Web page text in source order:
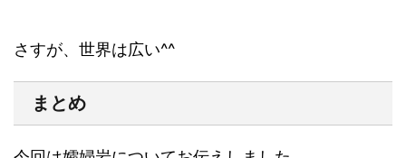
さすが、世界は広い^^
まとめ